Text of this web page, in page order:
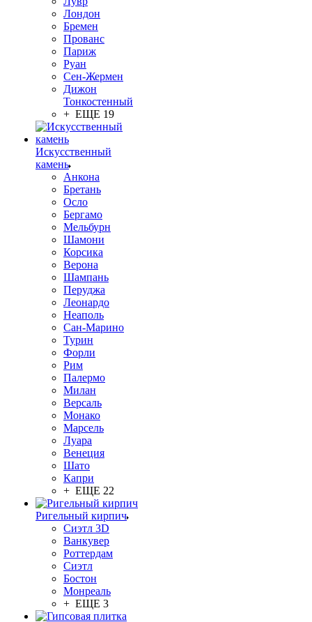
Лондон
Бремен
Прованс
Париж
Руан
Сен-Жермен
Дижон
Тонкостенный
+ ЕЩЕ 19
Искусственный
камень
Анкона
Бретань
Осло
Бергамо
Мельбурн
Шамони
Корсика
Верона
Шампань
Перуджа
Леонардо
Неаполь
Сан-Марино
Турин
Форли
Рим
Палермо
Милан
Версаль
Монако
Марсель
Луара
Венеция
Шато
Капри
+ ЕЩЕ 22
Ригельный кирпич
Сиэтл 3D
Ванкувер
Роттердам
Сиэтл
Бостон
Монреаль
+ ЕЩЕ 3